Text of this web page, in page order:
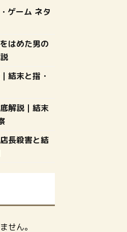
ゲーム ネタ
はめた男の
結末と指・
解説｜結末
長殺害と結
せん。